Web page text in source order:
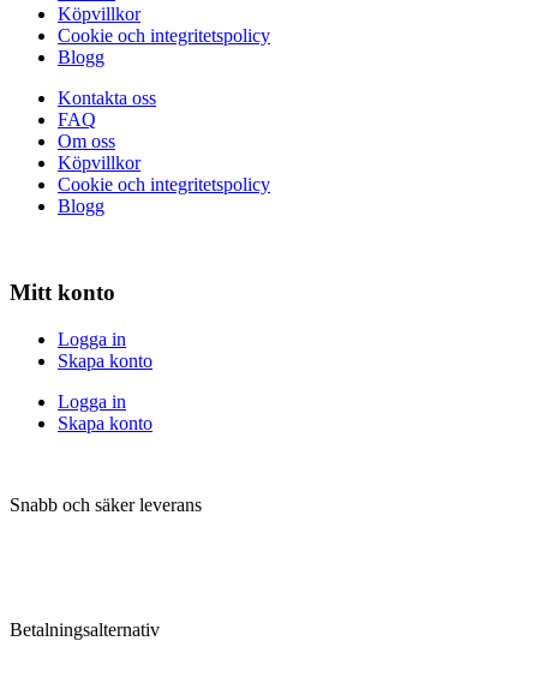
Köpvillkor
Cookie och integritetspolicy
Blogg
Kontakta oss
FAQ
Om oss
Köpvillkor
Cookie och integritetspolicy
Blogg
Mitt konto
Logga in
Skapa konto
Logga in
Skapa konto
Snabb och säker leverans
Betalningsalternativ